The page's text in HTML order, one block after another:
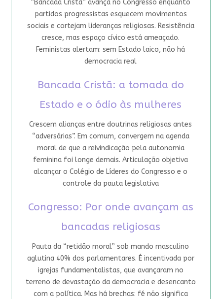
“Bancada Cristã” avança no Congresso enquanto
partidos progressistas esquecem movimentos
sociais e cortejam lideranças religiosas. Resistência
cresce, mas espaço cívico está ameaçado.
Feministas alertam: sem Estado laico, não há
democracia real
Bancada Cristã: a tomada do
Estado e o ódio às mulheres
Crescem alianças entre doutrinas religiosas antes
“adversárias”. Em comum, convergem na agenda
moral de que a reivindicação pela autonomia
feminina foi longe demais. Articulação objetiva
alcançar o Colégio de Líderes do Congresso e o
controle da pauta legislativa
Congresso: Por onde avançam as
bancadas religiosas
Pauta da “retidão moral” sob mando masculino
aglutina 40% dos parlamentares. É incentivada por
igrejas fundamentalistas, que avançaram no
terreno de devastação da democracia e desencanto
com a política. Mas há brechas: fé não significa